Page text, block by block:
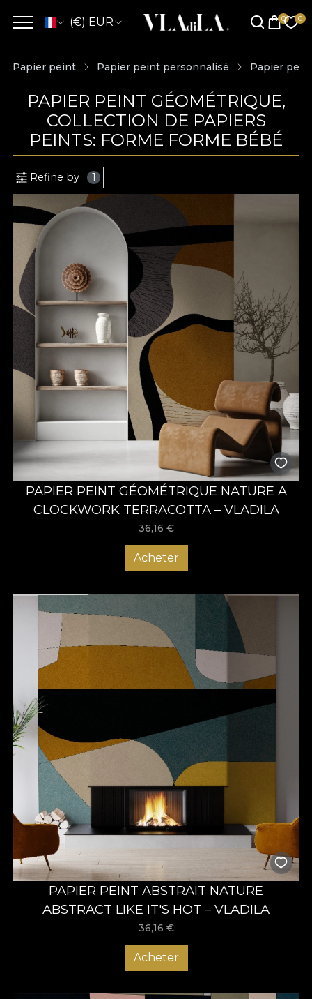
(€) EUR
Papier peint Papier peint personnalisé Papier
PAPIER PEINT GÉOMÉTRIQUE,
COLLECTION DE PAPIERS
PEINTS: FORME FORME BÉBÉ
Refine by 1
PAPIER PEINT GÉOMÉTRIQUE NATURE A
CLOCKWORK TERRACOTTA – VLADILA
36,16 €
Acheter
PAPIER PEINT ABSTRAIT NATURE
ABSTRACT LIKE IT'S HOT – VLADILA
36,16 €
Acheter